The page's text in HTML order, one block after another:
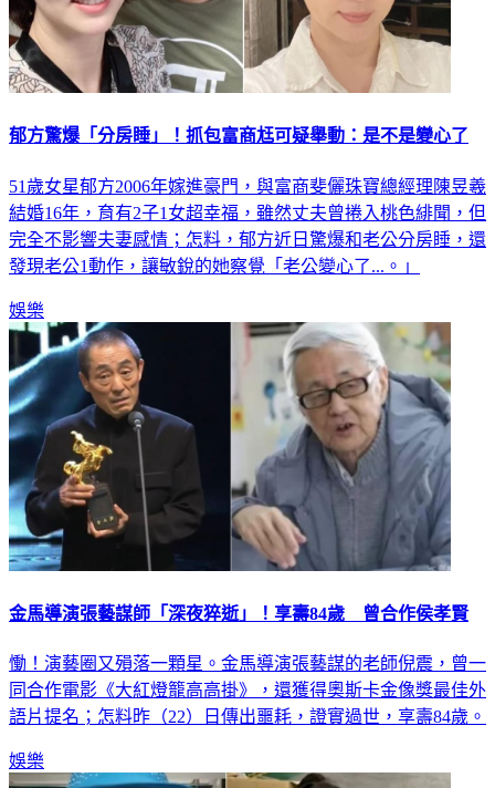
郁方驚爆「分房睡」！抓包富商尪可疑舉動：是不是變心了
51歲女星郁方2006年嫁進豪門，與富商斐儷珠寶總經理陳昱羲
結婚16年，育有2子1女超幸福，雖然丈夫曾捲入桃色緋聞，但
完全不影響夫妻感情；怎料，郁方近日驚爆和老公分房睡，還
發現老公1動作，讓敏銳的她察覺「老公變心了...。」
娛樂
金馬導演張藝謀師「深夜猝逝」！享壽84歲 曾合作侯孝賢
慟！演藝圈又殞落一顆星。金馬導演張藝謀的老師倪震，曾一
同合作電影《大紅燈籠高高掛》，還獲得奧斯卡金像獎最佳外
語片提名；怎料昨（22）日傳出噩耗，證實過世，享壽84歲。
娛樂